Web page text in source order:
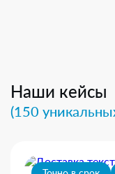
Наши кейсы
(150